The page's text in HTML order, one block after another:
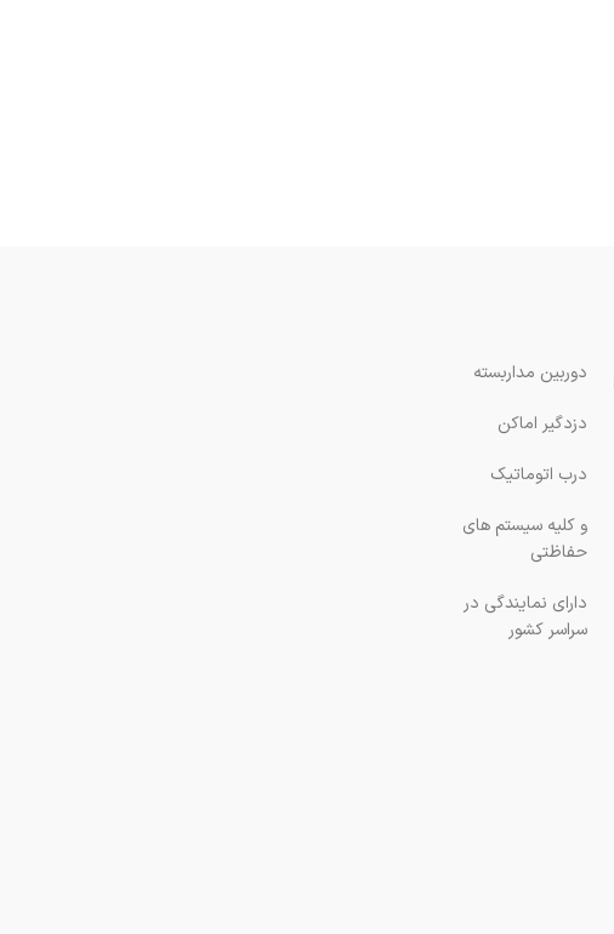
دوربین مداربسته
دزدگیر اماکن
درب اتوماتیک
و کلیه سیستم های
حفاظتی
دارای نمایندگی در
سراسر کشور